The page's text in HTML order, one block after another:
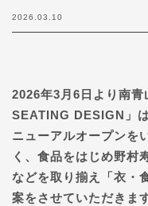
2026.03.10
2026年3月6日より南
SEATING DESIGN」
ニューアルオープンを
く、食品をはじめ野村
などを取り揃え「衣・
案をさせていただきます